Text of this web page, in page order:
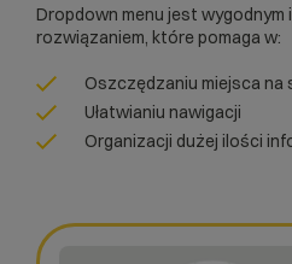
Dropdown menu jest wygodnym
rozwiązaniem, które pomaga w:
Oszczędzaniu miejsca na
Ułatwianiu nawigacji
Organizacji dużej ilości